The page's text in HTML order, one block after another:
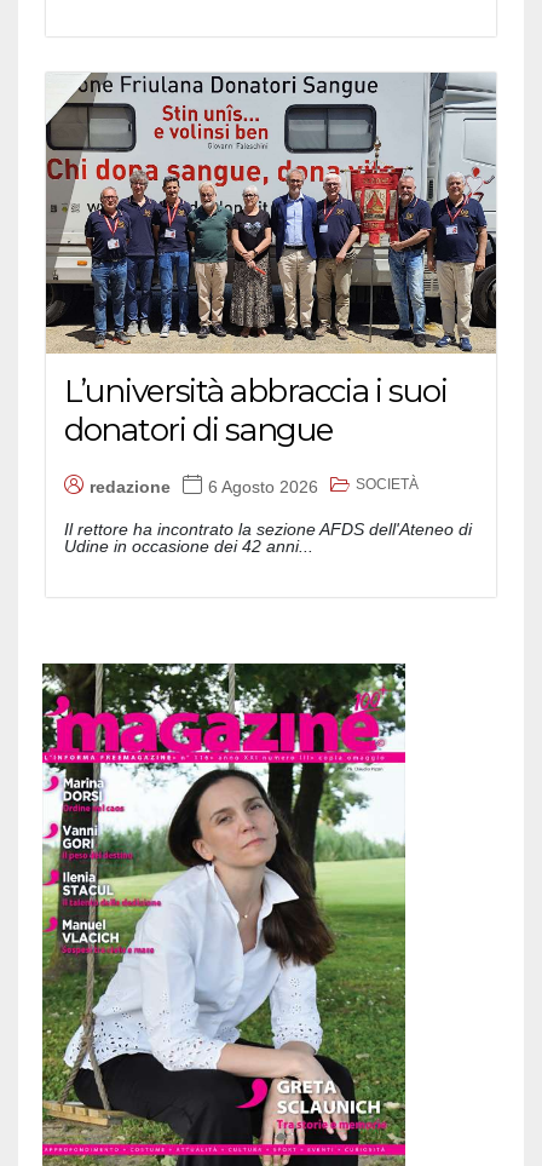
L’università abbraccia i suoi
donatori di sangue
redazione 6 Agosto 2026 SOCIETÀ
Il rettore ha incontrato la sezione AFDS dell'Ateneo di
Udine in occasione dei 42 anni...